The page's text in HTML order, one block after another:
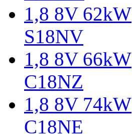
1,8 8V 62kW
S18NV
1,8 8V 66kW
C18NZ
1,8 8V 74kW
C18NE